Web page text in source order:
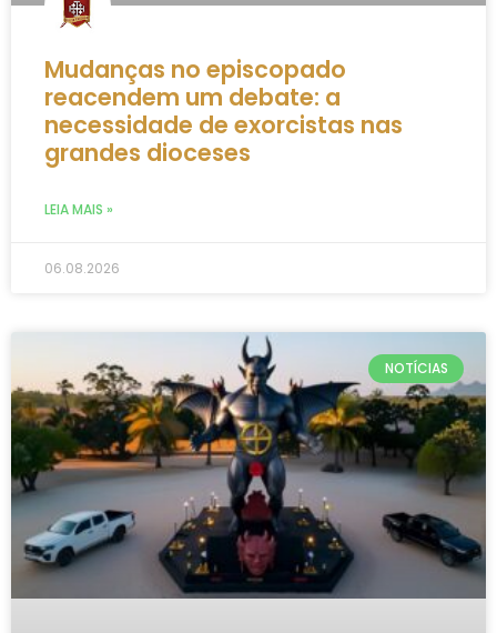
Mudanças no episcopado
reacendem um debate: a
necessidade de exorcistas nas
grandes dioceses
LEIA MAIS »
06.08.2026
NOTÍCIAS